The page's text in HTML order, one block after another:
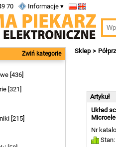
70 Informacje ▾
Zwiń kategorie
[436]
[321]
[215]
Sklep
Artykuł
Układ
Nr